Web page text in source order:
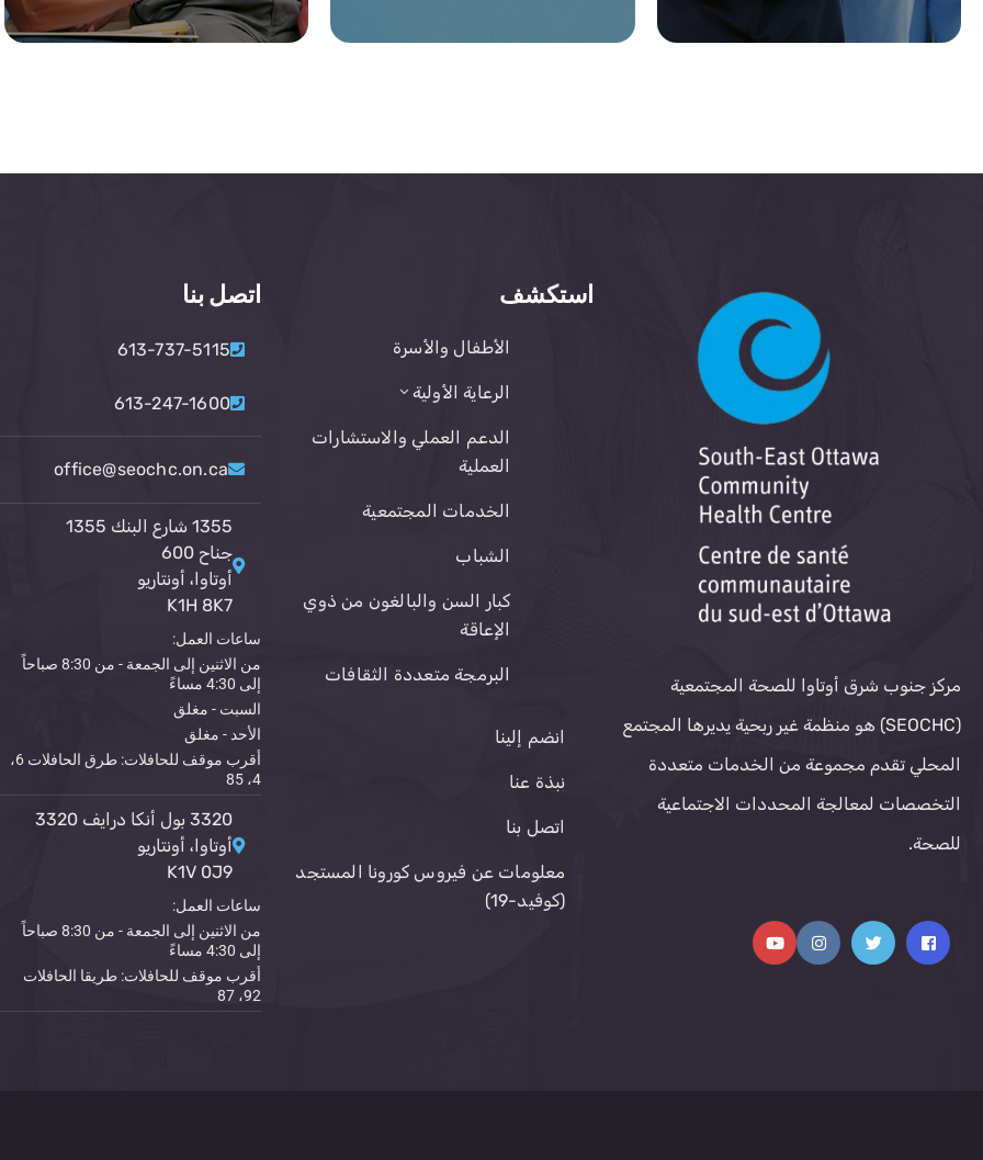
مركز جنوب شرق أوتاوا للصحة المجتمعية
(SEOCHC) هو منظمة غير ربحية يديرها المجتمع
المحلي تقدم مجموعة من الخدمات متعددة
التخصصات لمعالجة المحددات الاجتماعية
للصحة.
استكشف
الأطفال والأسرة
الرعاية الأولية
الدعم العملي والاستشارات
العملية
الخدمات المجتمعية
الشباب
كبار السن والبالغون من ذوي
الإعاقة
البرمجة متعددة الثقافات
انضم إلينا
نبذة عنا
اتصل بنا
معلومات عن فيروس كورونا المستجد
(كوفيد-19)
اتصل بنا
613-737-5115
613-247-1600
office@seochc.on.ca
1355 شارع البنك 1355
جناح 600
أوتاوا، أونتاريو
K1H 8K7
ساعات العمل:
من الاثنين إلى الجمعة - من 8:30 صباحاً
إلى 4:30 مساءً
السبت - مغلق
الأحد - مغلق
أقرب موقف للحافلات: طرق الحافلات 6،
4، 85
3320 بول أنكا درايف 3320
أوتاوا، أونتاريو
K1V 0J9
ساعات العمل:
من الاثنين إلى الجمعة - من 8:30 صباحاً
إلى 4:30 مساءً
أقرب موقف للحافلات: طريقا الحافلات
92، 87